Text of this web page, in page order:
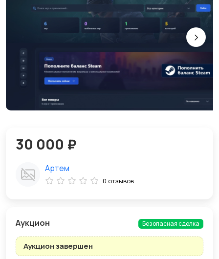
30 000 ₽
Артем
0 отзывов
Aукцион Безопасная сделка
Аукцион завершен